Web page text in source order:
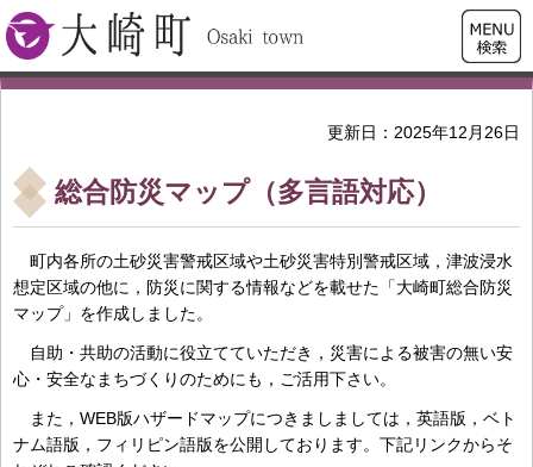
大崎町
検索・
共通メ
ニュー
更新日：2025年12月26日
総合防災マップ（多言語対応）
町内各所の土砂災害警戒区域や土砂災害特別警戒区域，津波浸水
想定区域の他に，防災に関する情報などを載せた「大崎町総合防災
マップ」を作成しました。
自助・共助の活動に役立てていただき，災害による被害の無い安
心・安全なまちづくりのためにも，ご活用下さい。
また，WEB版ハザードマップにつきましましては，英語版，ベト
ナム語版，フィリピン語版を公開しております。下記リンクからそ